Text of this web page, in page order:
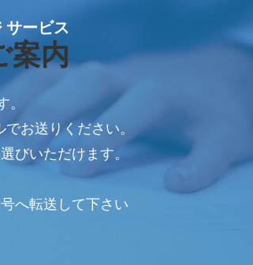
サービス
案内
お送りください。
びいただけます。
へ転送して下さい